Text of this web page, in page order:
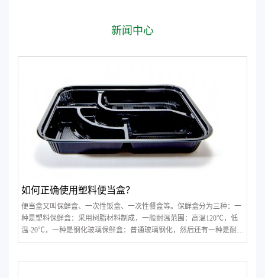
新闻中心
如何正确使用塑料便当盒？
便当盒又叫保鲜盒、一次性饭盒、一次性餐盒等。保鲜盒分为三种：一
种是塑料保鲜盒：采用树脂材料制成，一般耐温范围：高温120℃，低
温-20℃，一种是钢化玻璃保鲜盒：普通玻璃钢化，然后还有一种是耐热
玻璃保鲜盒，采用高硼硅玻璃材。随着消费者对健康的重视程度日益提